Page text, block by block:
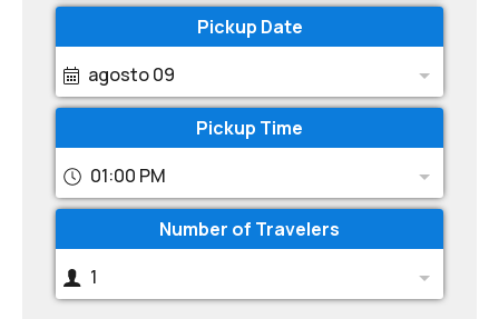
Pickup Date
agosto 09
Pickup Time
01:00 PM
Number of Travelers
1